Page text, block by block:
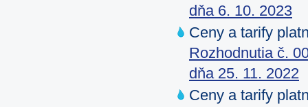
dňa 6. 10. 2023
Ceny a tarify
Rozhodnutia č.
dňa 25. 11. 2022
Ceny a tarify